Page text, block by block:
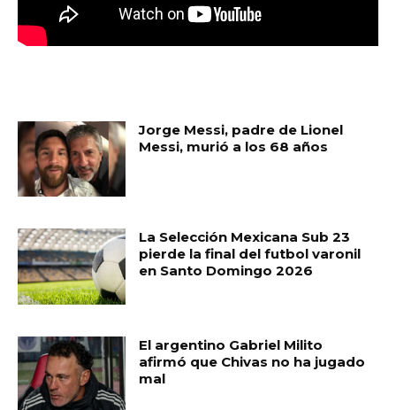
Jorge Messi, padre de Lionel
Messi, murió a los 68 años
La Selección Mexicana Sub 23
pierde la final del futbol varonil
en Santo Domingo 2026
El argentino Gabriel Milito
afirmó que Chivas no ha jugado
mal